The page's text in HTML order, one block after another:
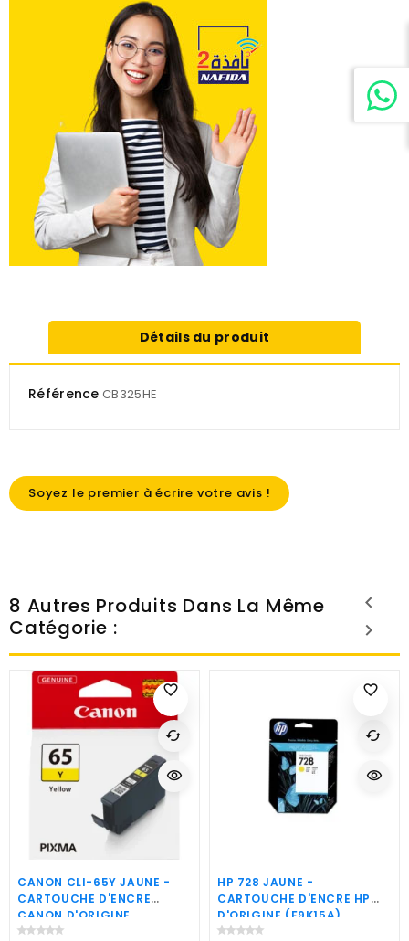
Détails du produit
Référence CB325HE
Soyez le premier à écrire votre avis !
8 Autres Produits Dans La Même
Catégorie :
favorite_border
CANON CLI-65Y JAUNE -
CARTOUCHE D'ENCRE
CANON D'ORIGINE
(4218C001AA)
cached
visibility
favorite_border
HP 728 JAUNE -
CARTOUCHE D'ENCRE HP
D'ORIGINE (F9K15A)
cached
visibility